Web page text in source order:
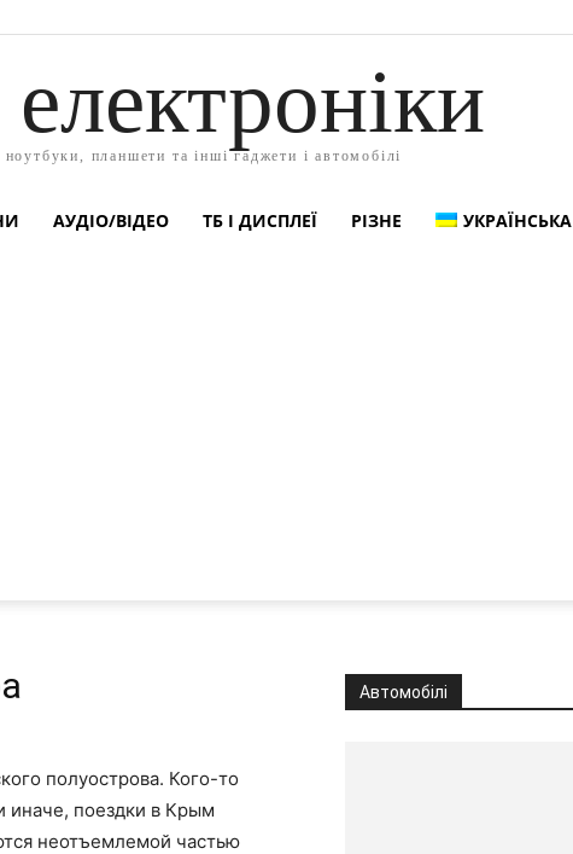
планшети та інші гаджети і автомобілі
АУДІО/ВІДЕО ТБ І ДИСПЛЕЇ РІЗНЕ УКРАЇНСЬКА
полуострова. Кого-то
иначе, поездки в Крым
неотъемлемой частью
Автомобілі